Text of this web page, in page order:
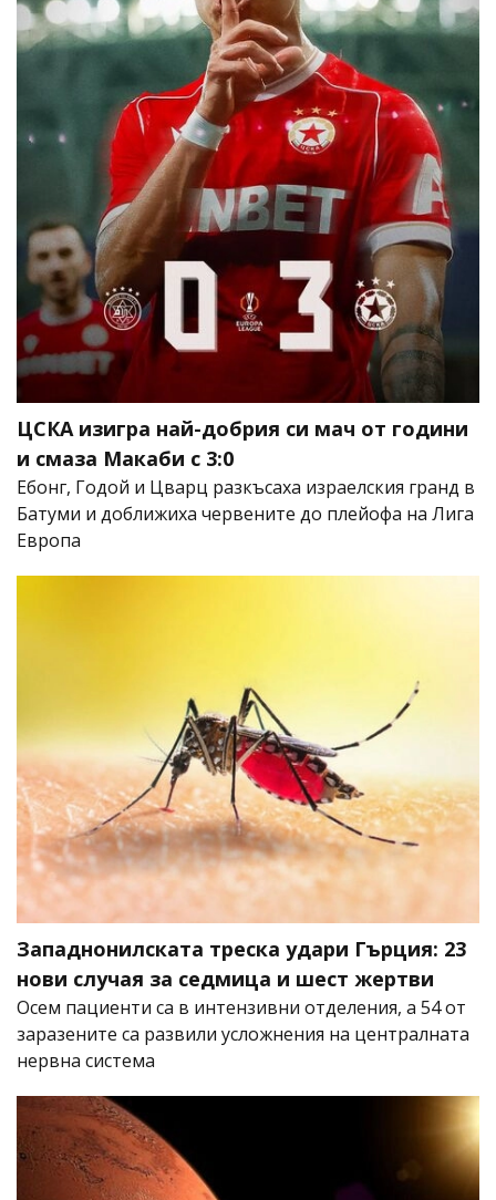
ЦСКА изигра най-добрия си мач от години
и смаза Макаби с 3:0
Ебонг, Годой и Цварц разкъсаха израелския гранд в
Батуми и доближиха червените до плейофа на Лига
Европа
Западнонилската треска удари Гърция: 23
нови случая за седмица и шест жертви
Осем пациенти са в интензивни отделения, а 54 от
заразените са развили усложнения на централната
нервна система